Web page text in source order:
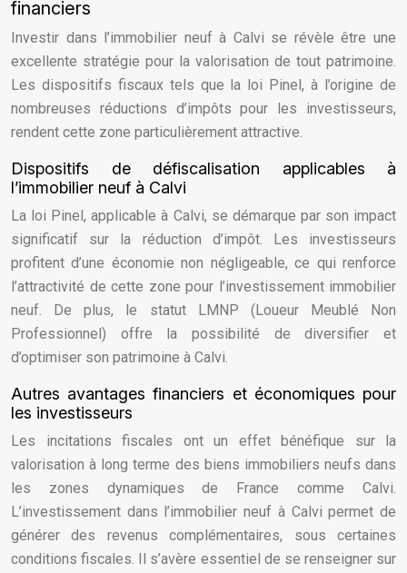
financiers
Investir dans l’immobilier neuf à Calvi se révèle être une
excellente stratégie pour la valorisation de tout patrimoine.
Les dispositifs fiscaux tels que la loi Pinel, à l’origine de
nombreuses réductions d’impôts pour les investisseurs,
rendent cette zone particulièrement attractive.
Dispositifs de défiscalisation applicables à
l’immobilier neuf à Calvi
La loi Pinel, applicable à Calvi, se démarque par son impact
significatif sur la réduction d’impôt. Les investisseurs
profitent d’une économie non négligeable, ce qui renforce
l’attractivité de cette zone pour l’investissement immobilier
neuf. De plus, le statut LMNP (Loueur Meublé Non
Professionnel) offre la possibilité de diversifier et
d’optimiser son patrimoine à Calvi.
Autres avantages financiers et économiques pour
les investisseurs
Les incitations fiscales ont un effet bénéfique sur la
valorisation à long terme des biens immobiliers neufs dans
les zones dynamiques de France comme Calvi.
L’investissement dans l’immobilier neuf à Calvi permet de
générer des revenus complémentaires, sous certaines
conditions fiscales. Il s’avère essentiel de se renseigner sur